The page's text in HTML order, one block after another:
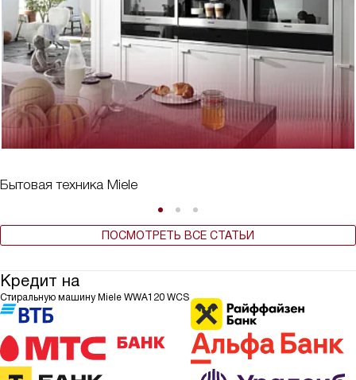
Бытовая техника Miele
ПОСМОТРЕТЬ ВСЕ СТАТЬИ
Кредит на
Стиральную машину Miele WWA120 WCS